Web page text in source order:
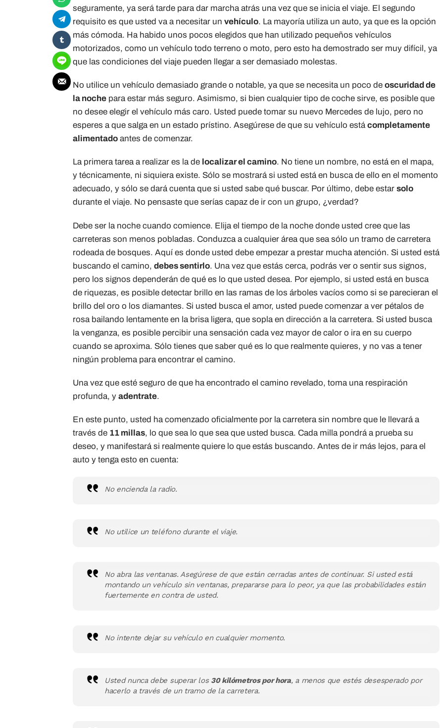
seguramente, ya será tarde para dar marcha atrás una vez que se inicia el viaje. El segundo
requisito es que usted va a necesitar un vehículo. La mayoría utiliza un auto, ya que es la opción
más cómoda. Ha habido unos pocos elegidos que han utilizado pequeños vehículos
motorizados, como un vehículo todo terreno o moto, pero esto ha demostrado ser muy difícil, ya
que las condiciones del viaje pueden llegar a ser demasiado molestas.
No utilice un vehículo demasiado grande o notable, ya que se necesita un poco de oscuridad de
la noche para estar más seguro. Asimismo, si bien cualquier tipo de coche sirve, es posible que
no desee elegir el vehículo más caro. Usted puede tomar su nuevo Mercedes de lujo, pero no
esperes a que salga en un estado prístino. Asegúrese de que su vehículo estácompletamente
alimentado antes de comenzar.
La primera tarea a realizar es la de localizar el camino. No tiene un nombre, no está en el mapa,
y técnicamente, ni siquiera existe. Sólo se mostrará si usted está en busca de ello en el momento
adecuado, y sólo se dará cuenta que si usted sabe qué buscar. Por último, debe estar solo
durante el viaje. No pensaste que serías capaz de ir con un grupo, ¿verdad?
Debe ser la noche cuando comience. Elija el tiempo de la noche donde usted cree que las
carreteras son menos pobladas. Conduzca a cualquier área que sea sólo un tramo de carretera
rodeada de bosques. Aquí es donde usted debe empezar a prestar mucha atención. Si usted está
buscando el camino, debes sentirlo. Una vez que estás cerca, podrás ver o sentir sus signos,
pero los signos dependerán de qué es lo que usted desea. Por ejemplo, si usted está en busca
de riquezas, es posible detectar brillo en las ramas de los árboles vacíos como si se parecieran el
brillo del oro o los diamantes. Si usted busca el amor, usted puede comenzar a ver pétalos de
rosa bailando lentamente en la brisa ligera, que sopla en dirección a la carretera. Si usted busca
la venganza, es posible percibir una sensación cada vez mayor de calor o ira en su cuerpo
cuando se aproxima. Sólo tienes que saber qué es lo que realmente quieres, y no vas a tener
ningún problema para encontrar el camino.
Una vez que esté seguro de que ha encontrado el camino revelado, toma una respiración
profunda, y adentrate.
En este punto, usted ha comenzado oficialmente por la carretera sin nombre que le llevará a
través de 11 millas, lo que sea lo que sea que usted busca. Cada milla pondrá a prueba su
deseo, y manifestará si realmente quiere lo que estás buscando. Antes de ir más lejos, para el
auto y tenga esto en cuenta:
No encienda la radio.
No utilice un teléfono durante el viaje.
No abra las ventanas. Asegúrese de que están cerradas antes de continuar. Si usted está
montando un vehículo sin ventanas, prepararse para lo peor, ya que las probabilidades están
fuertemente en contra de usted.
No intente dejar su vehículo en cualquier momento.
Usted nunca debe superar los 30 kilómetros por hora, a menos que estés desesperado por
hacerlo a través de un tramo de la carretera.